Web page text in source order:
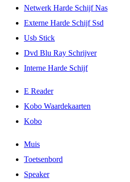
Netwerk Harde Schijf Nas
Externe Harde Schijf Ssd
Usb Stick
Dvd Blu Ray Schrijver
Interne Harde Schijf
E Reader
Kobo Waardekaarten
Kobo
Muis
Toetsenbord
Speaker